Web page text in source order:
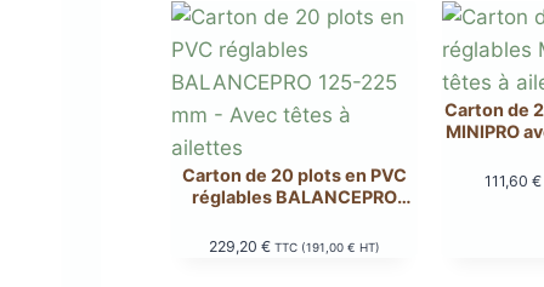
Carton de 20 plots en PVC
réglables BALANCEPRO
ailettes
229,20 € TTC (191,00 € HT)
Carton de
MINIPRO
111,60€